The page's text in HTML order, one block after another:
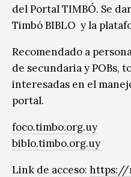
del Portal TIMBÓ. Se
Timbó BIBLO y la
Recomendado a
de secundaria y POBs,
interesadas en el
portal.
foco.timbo.org.uy
biblo.timbo.org.uy
Link de acceso: https://